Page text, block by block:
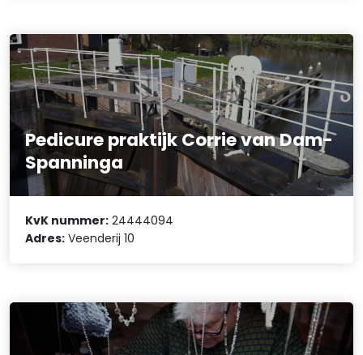
Pedicure praktijk Corrie van Dam-
Spanninga
KvK nummer: 24444094
Adres: Veenderij 10